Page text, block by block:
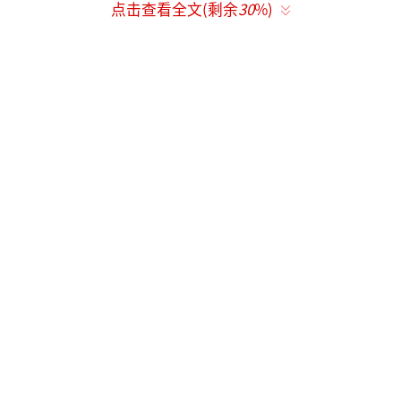
党，称刚当选的民代就要被罢免的做法令人难
点击查看全文(剩余30%)